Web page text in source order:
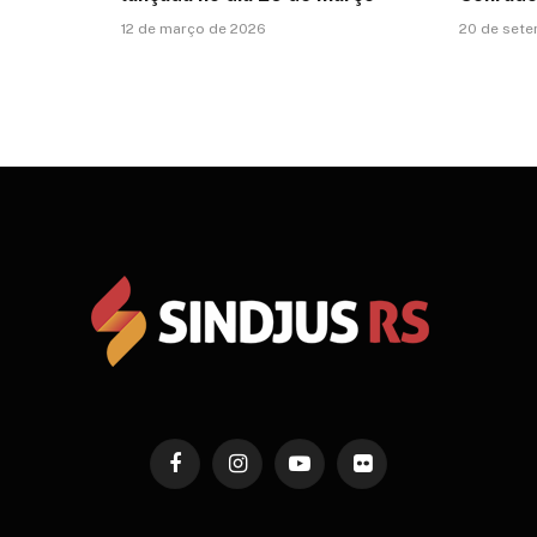
12 de março de 2026 20 de
FacebookInstagramYouTubeFlickr